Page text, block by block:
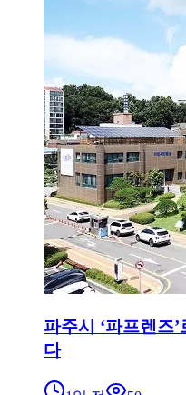
파주시 ‘파프렌즈
다